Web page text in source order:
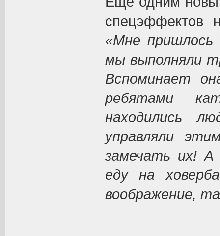
спецэффектов
«Мне пришлось
мы выполняли
Вспоминает
ребятами
находились
управляли
замечать их!
еду на
воображение,